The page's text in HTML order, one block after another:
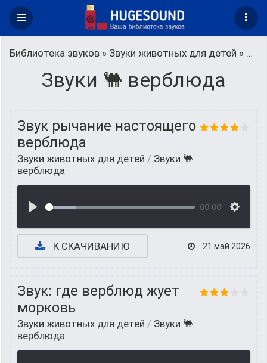
Библиотека звуков » Звуки животных для детей » Звуки 🐫 верблюда
Звуки 🐫 верблюда
Звук рычание настоящего
верблюда
Звуки животных для детей / Звуки 🐫
верблюда
00:00
К СКАЧИВАНИЮ 21 май 2026
Звук: где верблюд жует
морковь
Звуки животных для детей / Звуки 🐫
верблюда